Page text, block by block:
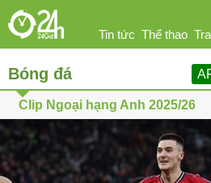
Tin tức Thể thao
Sức khỏe Hi-tech
Bóng đá
Clip Ngoại hạng Anh 2025/26